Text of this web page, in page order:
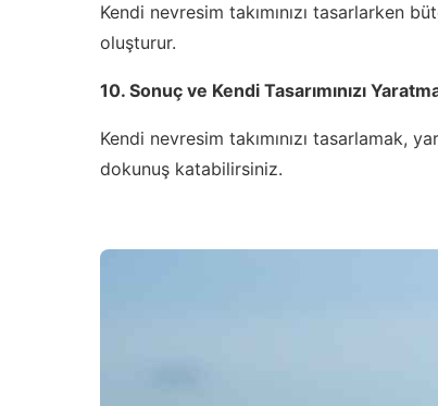
Kendi nevresim takımınızı tasarlarken
oluşturur.
10. Sonuç ve Kendi Tasarımınızı
Kendi nevresim takımınızı tasarlamak,
dokunuş katabilirsiniz.